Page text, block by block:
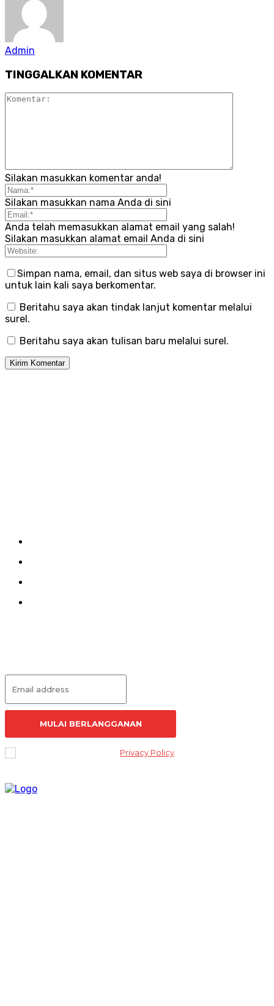
Admin
TINGGALKAN KOMENTAR
Silakan masukkan komentar anda!
Silakan masukkan nama Anda di sini
Anda telah memasukkan alamat email yang salah!
Silakan masukkan alamat email Anda di sini
Simpan nama, email, dan situs web saya di browser ini
untuk lain kali saya berkomentar.
Beritahu saya akan tindak lanjut komentar melalui
surel.
Beritahu saya akan tulisan baru melalui surel.
MULAI BERLANGGANAN
Privacy Policy